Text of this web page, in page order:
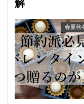
解
春夏秋